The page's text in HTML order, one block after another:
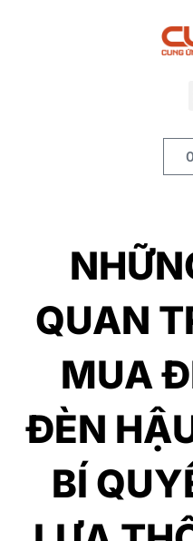
0
QUAN
MUA
ĐÈN
BÍ